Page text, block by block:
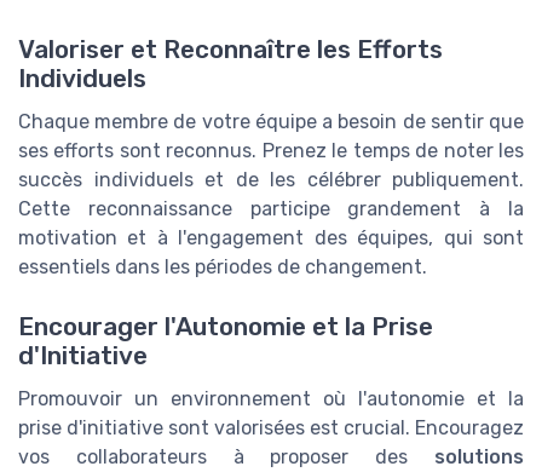
Valoriser et Reconnaître les Efforts
Individuels
Chaque membre de votre équipe a besoin de sentir que
ses efforts sont reconnus. Prenez le temps de noter les
succès individuels et de les célébrer publiquement.
Cette reconnaissance participe grandement à la
motivation et à l'engagement des équipes, qui sont
essentiels dans les périodes de changement.
Encourager l'Autonomie et la Prise
d'Initiative
Promouvoir un environnement où l'autonomie et la
prise d'initiative sont valorisées est crucial. Encouragez
vos collaborateurs à proposer des solutions